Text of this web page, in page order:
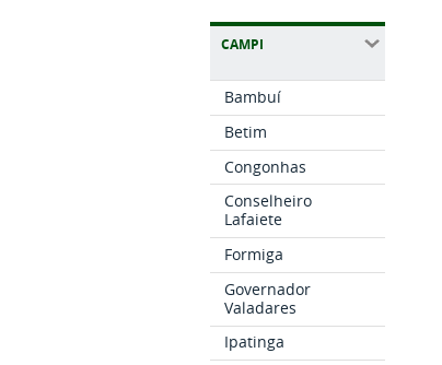
CAMPI
Bambuí
Betim
Congonhas
Conselheiro
Lafaiete
Formiga
Governador
Valadares
Ipatinga